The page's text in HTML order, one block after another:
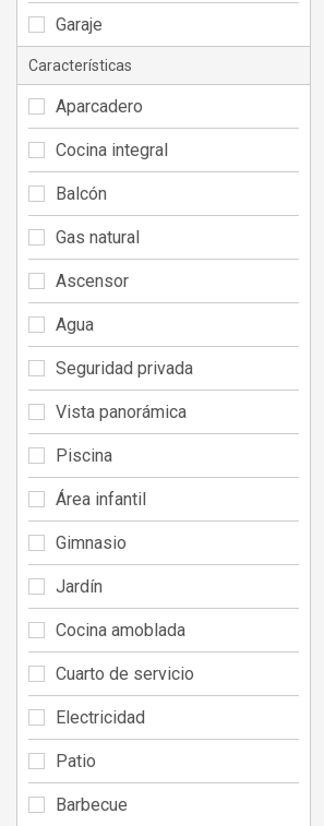
Garaje
Características
Aparcadero
Cocina integral
Balcón
Gas natural
Ascensor
Agua
Seguridad privada
Vista panorámica
Piscina
Área infantil
Gimnasio
Jardín
Cocina amoblada
Cuarto de servicio
Electricidad
Patio
Barbecue